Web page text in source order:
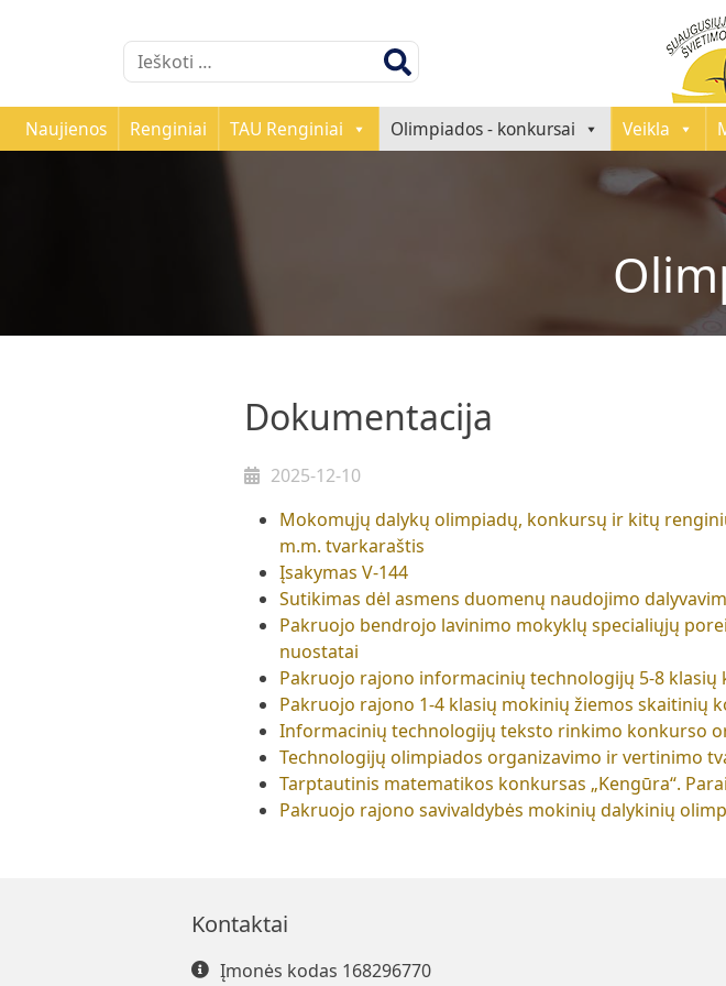
Ieškoti:
Naujienos Renginiai TAU Renginiai Olimpiados - konkursai Veikla
Dokumentacija
2025-12-10
Mokomųjų dalykų olimpiadų, konkursų ir kitų
m.m. tvarkaraštis
Įsakymas V-144
Sutikimas dėl asmens duomenų naudojimo
Pakruojo bendrojo lavinimo mokyklų specialiųjų
nuostatai
Pakruojo rajono informacinių technologijų 5-8 klasių
Pakruojo rajono 1-4 klasių mokinių žiemos skaitinių
Informacinių technologijų teksto rinkimo konkurso
Technologijų olimpiados organizavimo ir vertinimo
Tarptautinis matematikos konkursas „Kengūra“.
Pakruojo rajono savivaldybės mokinių dalykinių
Kontaktai
Įmonės kodas 168296770